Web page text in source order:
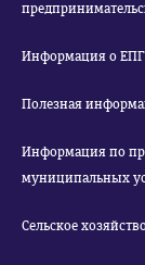
Информация о
Полезная
Информация по
муниципальных
Сельское